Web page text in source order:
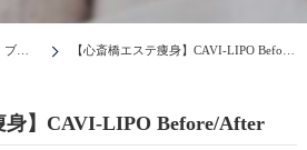
ブログ 【心斎橋エステ痩身】CAVI-LIPO Before/After
身】CAVI-LIPO Before/After